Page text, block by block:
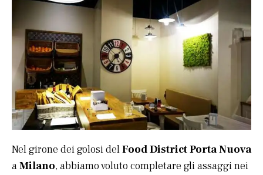
Nel girone dei golosi delFood District Porta Nuova
aMilano, abbiamo voluto completare gli assaggi nei